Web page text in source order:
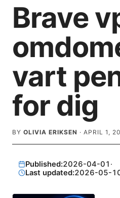
Brave
vart
for dig
BY OLIVIA ERIKSEN · APRIL 1,
Published:2026-04-01 ·
Last updated:2026-05-